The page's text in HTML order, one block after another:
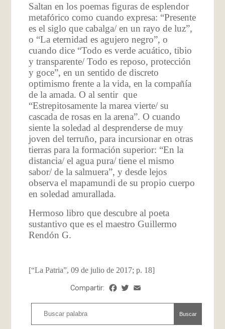
Saltan en los poemas figuras de esplendor
metafórico como cuando expresa: “Presente
es el siglo que cabalga/ en un rayo de luz”,
o “La eternidad es agujero negro”, o
cuando dice “Todo es verde acuático, tibio
y transparente/ Todo es reposo, protección
y goce”, en un sentido de discreto
optimismo frente a la vida, en la compañía
de la amada. O al sentir que
“Estrepitosamente la marea vierte/ su
cascada de rosas en la arena”. O cuando
siente la soledad al desprenderse de muy
joven del terruño, para incursionar en otras
tierras para la formación superior: “En la
distancia/ el agua pura/ tiene el mismo
sabor/ de la salmuera”, y desde lejos
observa el mapamundi de su propio cuerpo
en soledad amurallada.
Hermoso libro que descubre al poeta
sustantivo que es el maestro Guillermo
Rendón G.
[“La Patria”, 09 de julio de 2017; p. 18]
Compartir: Facebook
Twitter
Buscar